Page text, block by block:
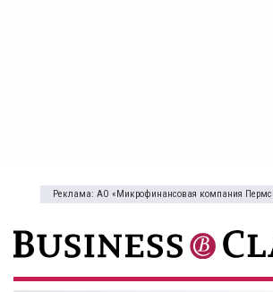
Реклама: АО «Микрофинансовая компания